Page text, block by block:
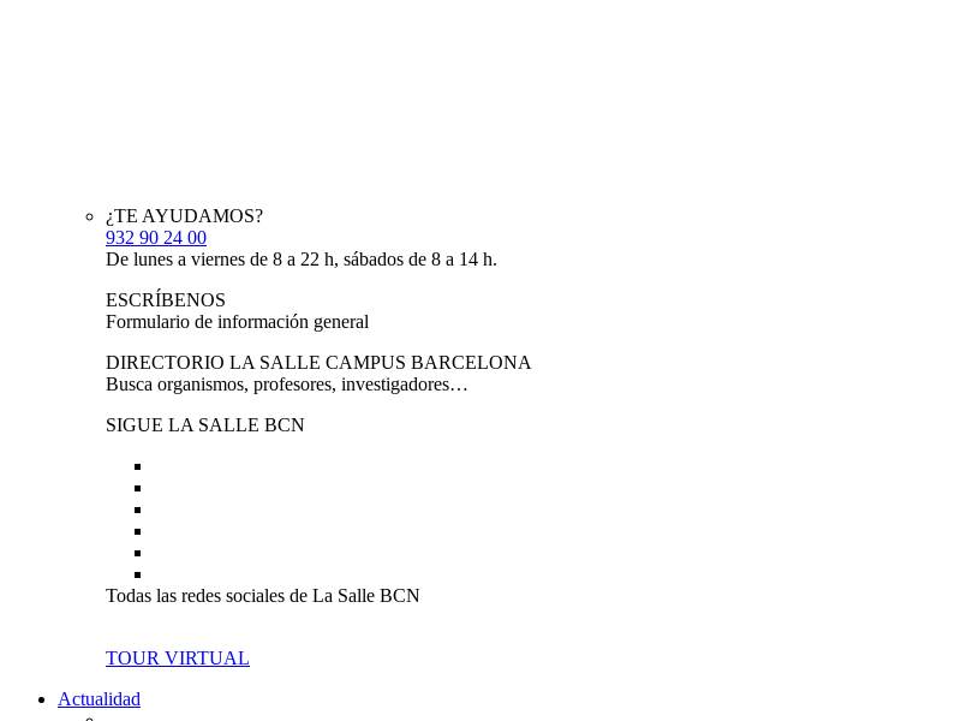
¿TE AYUDAMOS?
932 90 24 00
De lunes a viernes de 8 a 22 h, sábados de 8 a 14 h.
ESCRÍBENOS
Formulario de información general
DIRECTORIO LA SALLE CAMPUS BARCELONA
Busca organismos, profesores, investigadores…
SIGUE LA SALLE BCN
Todas las redes sociales de La Salle BCN
TOUR VIRTUAL
Actualidad